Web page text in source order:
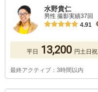
水野貴仁
男性 撮影実績37回
4.91
平日 13,200 円土日祝
最終アクティブ：3時間以内